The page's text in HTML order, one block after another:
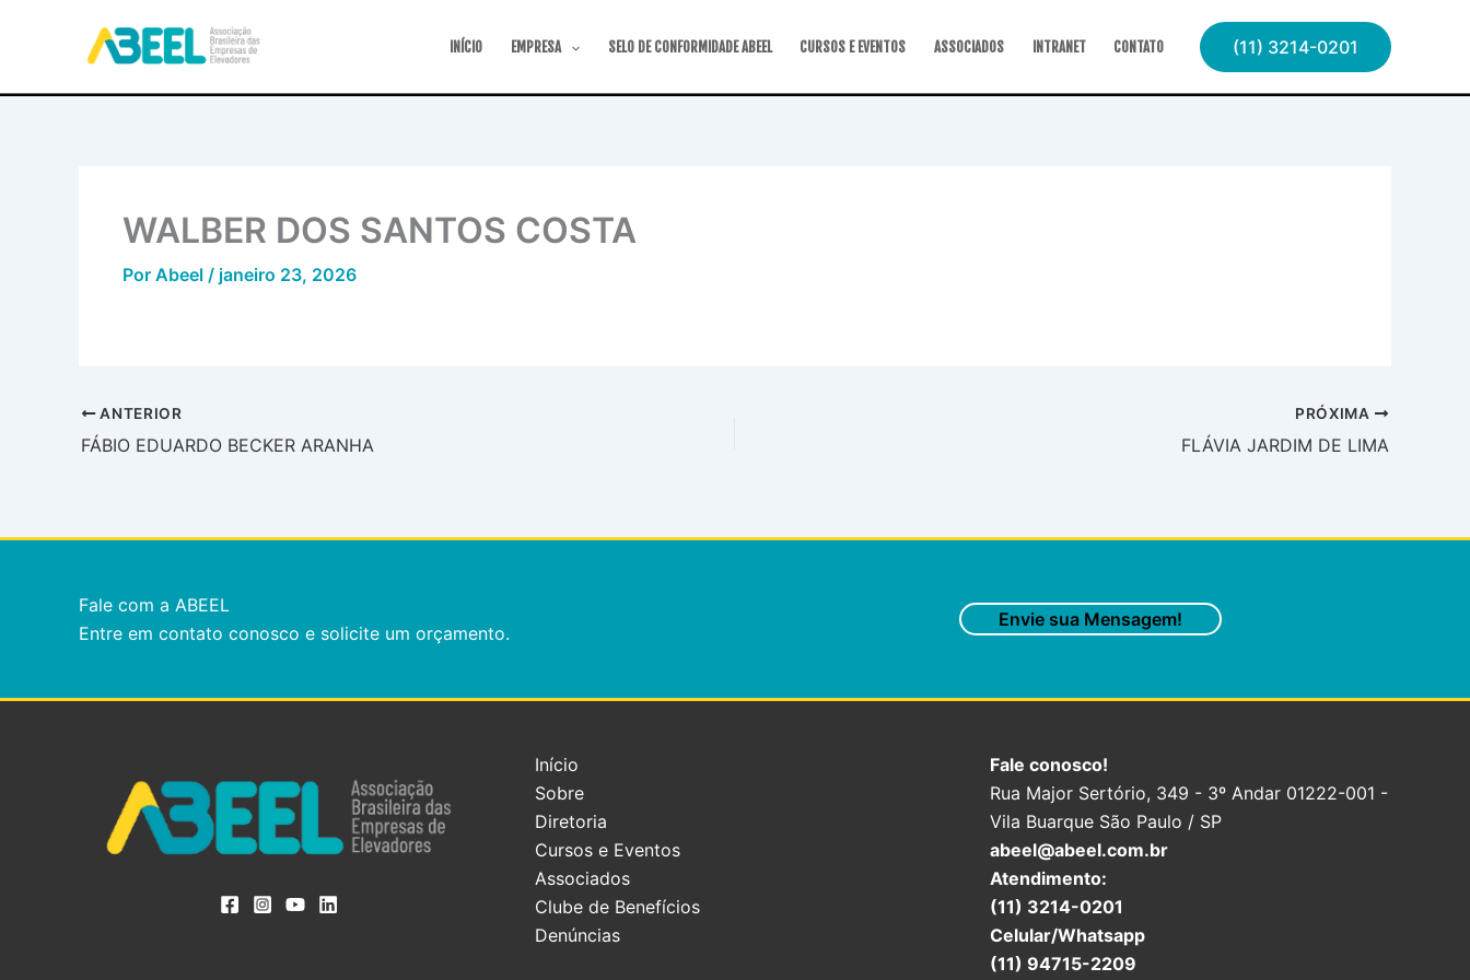
conteúdo
INÍCIO EMPRESA SELO DE CONFORMIDADE ABEEL CURSOS E EVENTOS ASSOCIADOS INTRANET CONTATO (11) 3214-0201
WALBER DOS SANTOS COSTA
Por Abeel / janeiro 23, 2026
ANTERIOR
FÁBIO EDUARDO BECKER ARANHA
PRÓXIMA
FLÁVIA JARDIM DE LIMA
Fale com a ABEEL
Entre em contato conosco e solicite um orçamento.
Envie sua Mensagem!
Início
Sobre
Diretoria
Cursos e Eventos
Associados
Clube de Benefícios
Denúncias
Fale conosco!
Rua Major Sertório, 349 - 3º Andar 01222-001 -
Vila Buarque São Paulo / SP
abeel@abeel.com.br
Atendimento:
(11) 3214-0201
Celular/Whatsapp
(11) 94715-2209